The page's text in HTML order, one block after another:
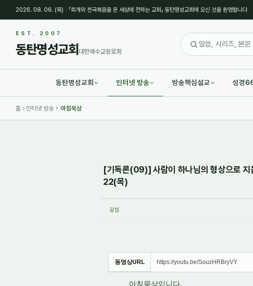
2026. 08. 06. (목) · 「회개와 천국복음을 온 세상에 전하는 교회」 동탄명성교회에 오신 것을 환영합니다
EST. 2007
동탄명성교회 대한예수교장로회
동탄명성교회 인터넷 방송 방송핵심설교 성경
홈 인터넷 방송 아침묵상
[기독론(09)] 사람이 하나님의 형상으로
22(목)
갈렙
동영상URL https://youtu.be/SouzHRBryVY
아침묵상입니다.
Sketchbook5, 스케치북5
Sketchbook5, 스케치북5
Sketchbook5, 스케치북5
Sketchbook5, 스케치북5